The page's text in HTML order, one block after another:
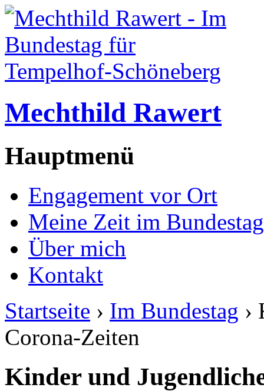
Mechthild Rawert
Hauptmenü
Engagement vor Ort
Meine Zeit im Bundestag
Über mich
Kontakt
Startseite › Im Bundestag ›
Corona-Zeiten
Kinder und